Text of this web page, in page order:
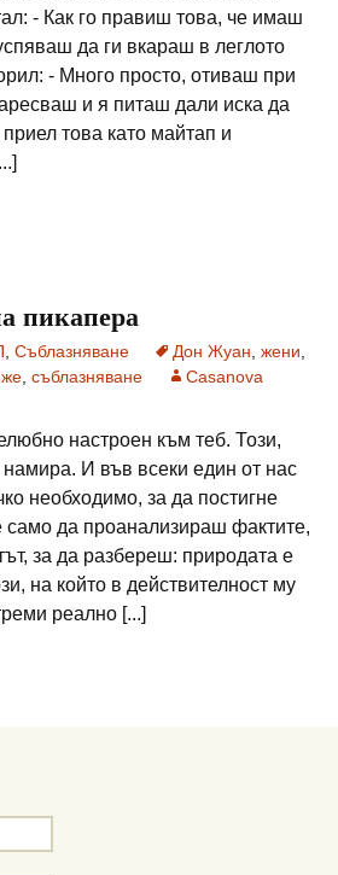
- Как го правиш това, че имаш
да ги вкараш в леглото
- Много просто, отиваш при
и я питаш дали иска да
това като майтап и
пикапера
Съблазняване Дон Жуан жени
съблазняване Casanova
настроен към теб. Този,
намира. И във всеки един от нас
необходимо, за да постигне
само да проанализираш фактите,
за да разбереш: природата е
на който в действителност му
реално [...]